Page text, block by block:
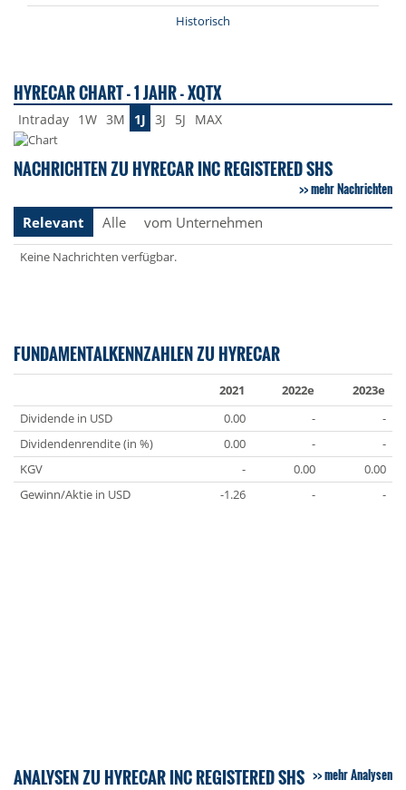
Historisch
HYRECAR CHART - 1 JAHR - XQTX
Intraday 1W 3M 1J 3J 5J MAX
NACHRICHTEN ZU HYRECAR INC REGISTERED SHS
mehr Nachrichten
Relevant
Alle vom Unternehmen
Keine Nachrichten verfügbar.
FUNDAMENTALKENNZAHLEN ZU HYRECAR
2021 2022e
2023e
Dividende in USD
0.00 -
-
Dividendenrendite (in %)
0.00 -
-
KGV
- 0.00
0.00
Gewinn/Aktie in USD
-1.26 - -
ANALYSEN ZU HYRECAR INC REGISTERED SHS mehr Analysen